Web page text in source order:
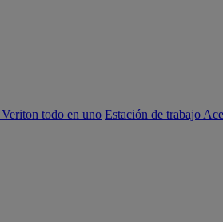
todo en uno Estación de trabajo